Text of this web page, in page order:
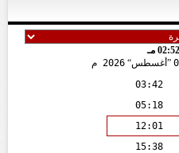
02:52 مـ
أغسطس 2026 م
03:42
05:18
12:01
15:38